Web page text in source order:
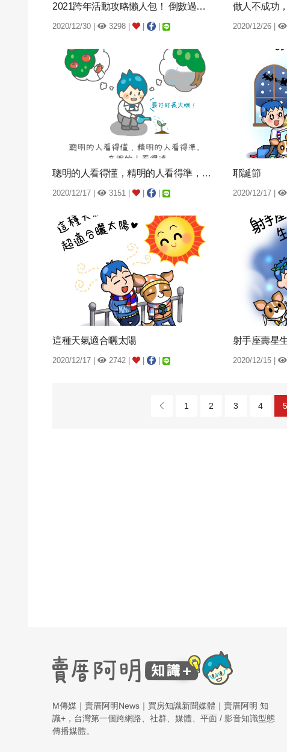
2021跨年活動攻略懶人包！ 倒數過年ING！
2020/12/30 | 3298 | 2020/12/26 |
聰明的人看得懂，精明的人看得準，高明的人看得遠。
2020/12/17 | 3151 |
耶誕節
2020/12/17 |
這種天氣適合曬太陽
2020/12/17 | 2742 |
射手座壽星
2020/12/15 |
1 2 3 4 5
M傳媒｜賣厝阿明News｜買房知識新聞媒體｜賣厝阿明 知
識+，台灣第一個跨網路、社群、媒體、平面 / 影音知識型態
傳播媒體。